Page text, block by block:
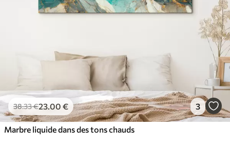
38.33€23.00 € 3
Marbre liquide dans des tons chauds